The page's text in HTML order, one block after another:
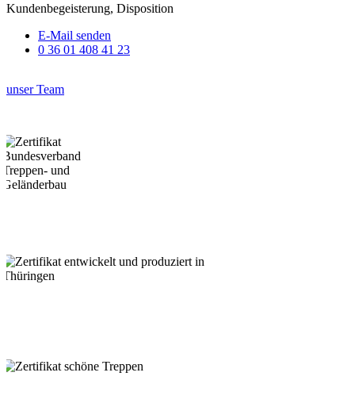
Kundenbegeisterung, Disposition
E-Mail senden
0 36 01 408 41 23
unser Team